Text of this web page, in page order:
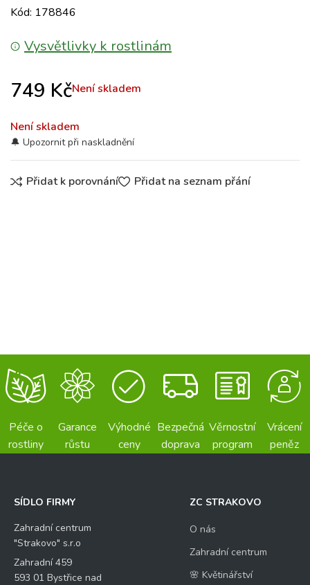
Kód: 178846
Vysvětlivky k rostlinám
749 KčNení skladem
Není skladem
Přidat k porovnání Přidat na seznam přání
Péče o
rostliny
Garance
růstu
Výhodné
ceny
Bezpečná
doprava
Věrnostní
program
Vrácení
peněz
SÍDLO FIRMY
Zahradní centrum
"Strakovo" s.r.o
Zahradní 459
593 01 Bystřice nad
ZC STRAKOVO
O nás
Zahradní centrum
🌸 Květinářství